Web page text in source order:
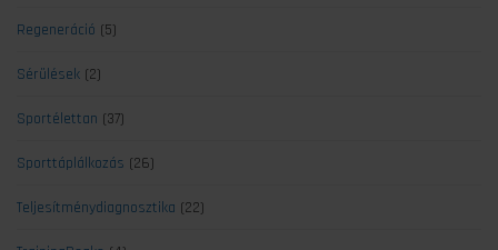
Regeneráció (5)
Sérülések (2)
Sportélettan (37)
Sporttáplálkozás (26)
Teljesítménydiagnosztika (22)